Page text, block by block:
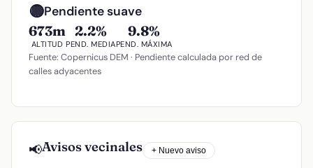
🟡Pendiente suave
673m
ALTITUD
2.2%
PEND. MEDIA
9.8%
PEND. MÁXIMA
Fuente: Copernicus DEM · Pendiente calculada por red de
calles adyacentes
📢Avisos vecinales + Nuevo aviso